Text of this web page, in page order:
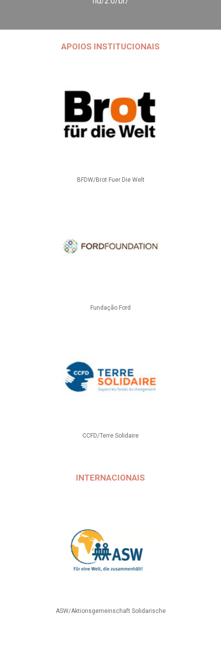
APOIOS INSTITUCIONAIS
BFDW/Brot Fuer Die Welt
Fundação Ford
CCFD/Terre Solidaire
INTERNACIONAIS
ASW/Aktionsgemeinschaft Solidarische